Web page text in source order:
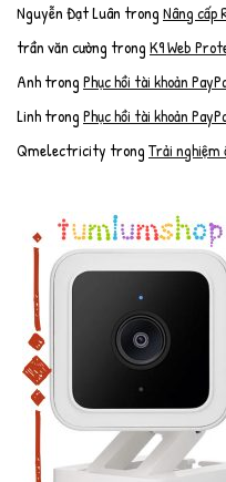
Nguyễn Đạt Luân trongNâng cấp
trần văn cường trongK9 Web
AnhtrongPhục hồi tài khoản
LinhtrongPhục hồi tài khoản
Qmelectricity trongTrải nghiệm